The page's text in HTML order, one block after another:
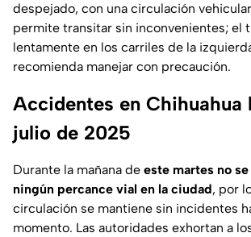
despejado, con una circulación
permite transitar sin inconvenientes; el
lentamente en los carriles de la
recomienda manejar con precaución.
Accidentes en Chihuahua
julio de 2025
Durante la mañana de este martes no
ningún percance vial en la ciudad, por
circulación se mantiene sin incidentes
momento. Las autoridades exhortan a